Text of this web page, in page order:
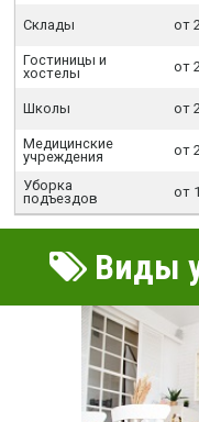
Склады от
Гостиницы и
хостелы
от
Школы от
Медицинские
учреждения
от
Уборка
подъездов
от
Виды